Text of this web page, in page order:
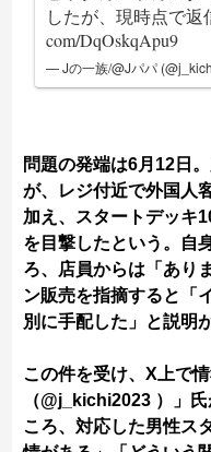
したが、現時点で
com/DqOskqApu9
— Jの一族/@Jパパ
問題の発端は6月12日
が、レジ付近で外国人
加え、スタートデッキ
を目撃したという。自
ろ、店員からは「あり
ン販売を指摘すると「
別に手配した」と説明
この件を受け、X上で
（@j_kichi2023 ）」
ころ、対応した男性ス